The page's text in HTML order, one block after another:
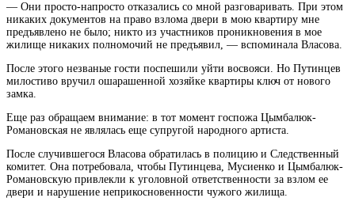
— Они просто-напросто отказались со мной разговаривать. При этом
никаких документов на право взлома двери в мою квартиру мне
предъявлено не было; никто из участников проникновения в мое
жилище никаких полномочий не предъявил, — вспоминала Власова.
После этого незваные гости поспешили уйти восвояси. Но Путинцев
милостиво вручил ошарашенной хозяйке квартиры ключ от нового
замка.
Еще раз обращаем внимание: в тот момент госпожа Цымбалюк-
Романовская не являлась еще супругой народного артиста.
После случившегося Власова обратилась в полицию и Следственный
комитет. Она потребовала, чтобы Путинцева, Мусиенко и Цымбалюк-
Романовскую привлекли к уголовной ответственности за взлом ее
двери и нарушение неприкосновенности чужого жилища.